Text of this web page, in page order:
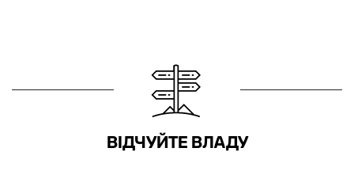
ВІДЧУЙТЕ ВЛАДУ